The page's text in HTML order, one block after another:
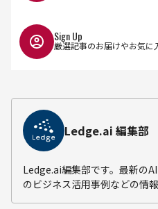
Sign Up
厳選記事のお届けやお気に
Ledge.ai 編集部
Ledge.ai編集部です。最新の
のビジネス活用事例などの情